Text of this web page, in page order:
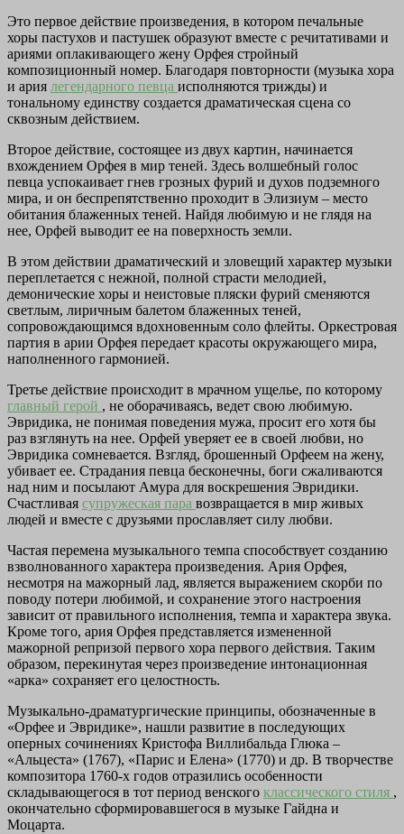
Это первое действие произведения, в котором печальные
хоры пастухов и пастушек образуют вместе с речитативами и
ариями оплакивающего жену Орфея стройный
композиционный номер. Благодаря повторности (музыка хора
и ария легендарного певца исполняются трижды) и
тональному единству создается драматическая сцена со
сквозным действием.
Второе действие, состоящее из двух картин, начинается
вхождением Орфея в мир теней. Здесь волшебный голос
певца успокаивает гнев грозных фурий и духов подземного
мира, и он беспрепятственно проходит в Элизиум – место
обитания блаженных теней. Найдя любимую и не глядя на
нее, Орфей выводит ее на поверхность земли.
В этом действии драматический и зловещий характер музыки
переплетается с нежной, полной страсти мелодией,
демонические хоры и неистовые пляски фурий сменяются
светлым, лиричным балетом блаженных теней,
сопровождающимся вдохновенным соло флейты. Оркестровая
партия в арии Орфея передает красоты окружающего мира,
наполненного гармонией.
Третье действие происходит в мрачном ущелье, по которому
главный герой , не оборачиваясь, ведет свою любимую.
Эвридика, не понимая поведения мужа, просит его хотя бы
раз взглянуть на нее. Орфей уверяет ее в своей любви, но
Эвридика сомневается. Взгляд, брошенный Орфеем на жену,
убивает ее. Страдания певца бесконечны, боги сжаливаются
над ним и посылают Амура для воскрешения Эвридики.
Счастливая супружеская пара возвращается в мир живых
людей и вместе с друзьями прославляет силу любви.
Частая перемена музыкального темпа способствует созданию
взволнованного характера произведения. Ария Орфея,
несмотря на мажорный лад, является выражением скорби по
поводу потери любимой, и сохранение этого настроения
зависит от правильного исполнения, темпа и характера звука.
Кроме того, ария Орфея представляется измененной
мажорной репризой первого хора первого действия. Таким
образом, перекинутая через произведение интонационная
«арка» сохраняет его целостность.
Музыкально-драматургические принципы, обозначенные в
«Орфее и Эвридике», нашли развитие в последующих
оперных сочинениях Кристофа Виллибальда Глюка –
«Альцеста» (1767), «Парис и Елена» (1770) и др. В творчестве
композитора 1760-х годов отразились особенности
складывающегося в тот период венского классического стиля ,
окончательно сформировавшегося в музыке Гайдна и
Моцарта.